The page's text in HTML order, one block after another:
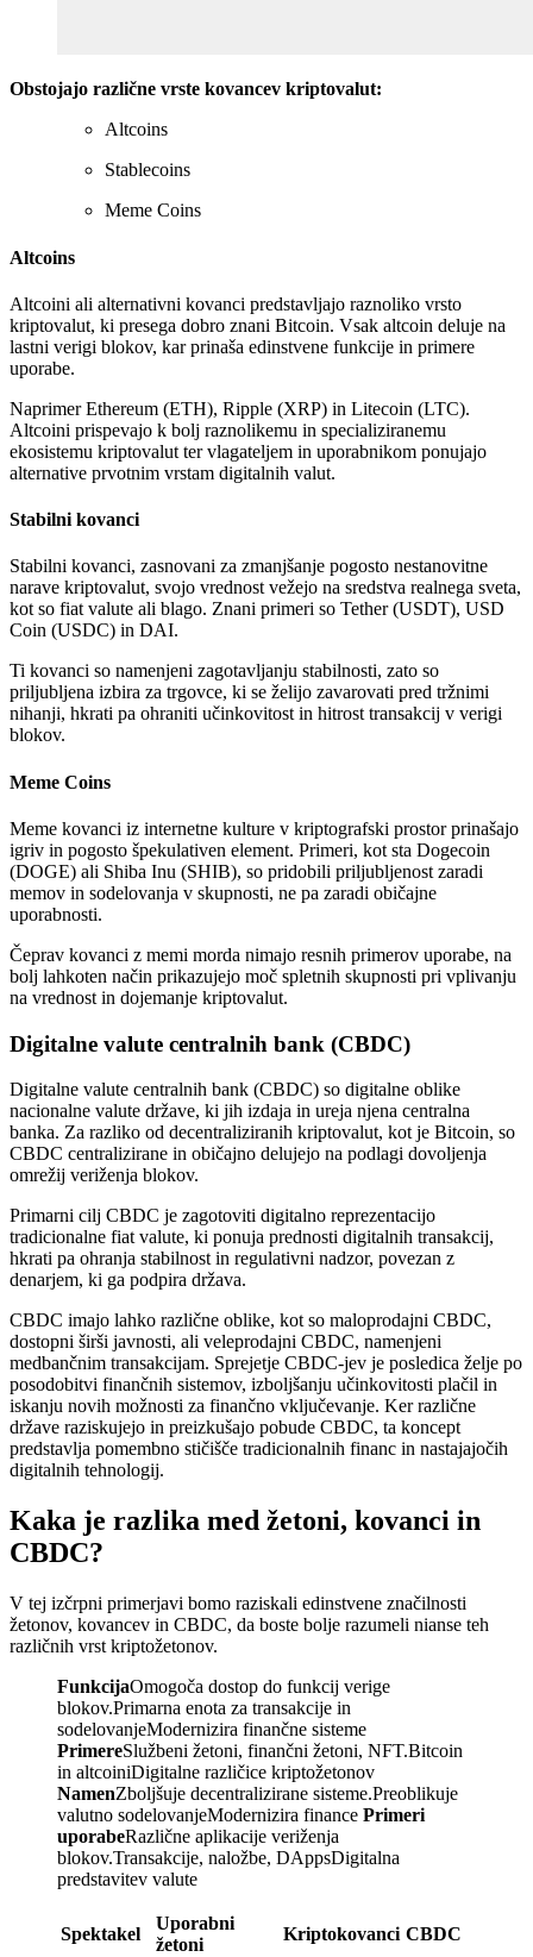
Obstojajo različne vrste kovancev kriptovalut:
Altcoins
Stablecoins
Meme Coins
Altcoins
Altcoini ali alternativni kovanci predstavljajo raznoliko vrsto
kriptovalut, ki presega dobro znani Bitcoin. Vsak altcoin deluje na
lastni verigi blokov, kar prinaša edinstvene funkcije in primere
uporabe.
Naprimer Ethereum (ETH), Ripple (XRP) in Litecoin (LTC).
Altcoini prispevajo k bolj raznolikemu in specializiranemu
ekosistemu kriptovalut ter vlagateljem in uporabnikom ponujajo
alternative prvotnim vrstam digitalnih valut.
Stabilni kovanci
Stabilni kovanci, zasnovani za zmanjšanje pogosto nestanovitne
narave kriptovalut, svojo vrednost vežejo na sredstva realnega sveta,
kot so fiat valute ali blago. Znani primeri so Tether (USDT), USD
Coin (USDC) in DAI.
Ti kovanci so namenjeni zagotavljanju stabilnosti, zato so
priljubljena izbira za trgovce, ki se želijo zavarovati pred tržnimi
nihanji, hkrati pa ohraniti učinkovitost in hitrost transakcij v verigi
blokov.
Meme Coins
Meme kovanci iz internetne kulture v kriptografski prostor prinašajo
igriv in pogosto špekulativen element. Primeri, kot sta Dogecoin
(DOGE) ali Shiba Inu (SHIB), so pridobili priljubljenost zaradi
memov in sodelovanja v skupnosti, ne pa zaradi običajne
uporabnosti.
Čeprav kovanci z memi morda nimajo resnih primerov uporabe, na
bolj lahkoten način prikazujejo moč spletnih skupnosti pri vplivanju
na vrednost in dojemanje kriptovalut.
Digitalne valute centralnih bank (CBDC)
Digitalne valute centralnih bank (CBDC) so digitalne oblike
nacionalne valute države, ki jih izdaja in ureja njena centralna
banka. Za razliko od decentraliziranih kriptovalut, kot je Bitcoin, so
CBDC centralizirane in običajno delujejo na podlagi dovoljenja
omrežij veriženja blokov.
Primarni cilj CBDC je zagotoviti digitalno reprezentacijo
tradicionalne fiat valute, ki ponuja prednosti digitalnih transakcij,
hkrati pa ohranja stabilnost in regulativni nadzor, povezan z
denarjem, ki ga podpira država.
CBDC imajo lahko različne oblike, kot so maloprodajni CBDC,
dostopni širši javnosti, ali veleprodajni CBDC, namenjeni
medbančnim transakcijam. Sprejetje CBDC-jev je posledica želje po
posodobitvi finančnih sistemov, izboljšanju učinkovitosti plačil in
iskanju novih možnosti za finančno vključevanje. Ker različne
države raziskujejo in preizkušajo pobude CBDC, ta koncept
predstavlja pomembno stičišče tradicionalnih financ in nastajajočih
digitalnih tehnologij.
Kaka je razlika med žetoni, kovanci in
CBDC?
V tej izčrpni primerjavi bomo raziskali edinstvene značilnosti
žetonov, kovancev in CBDC, da boste bolje razumeli nianse teh
različnih vrst kriptožetonov.
FunkcijaOmogoča dostop do funkcij verige
blokov.Primarna enota za transakcije in
sodelovanjeModernizira finančne sisteme
PrimereSlužbeni žetoni, finančni žetoni, NFT.Bitcoin
in altcoiniDigitalne različice kriptožetonov
NamenZboljšuje decentralizirane sisteme.Preoblikuje
valutno sodelovanjeModernizira finance Primeri
uporabeRazlične aplikacije veriženja
blokov.Transakcije, naložbe, DAppsDigitalna
predstavitev valute
Spektakel
Uporabni
žetoni
Kriptokovanci CBDC